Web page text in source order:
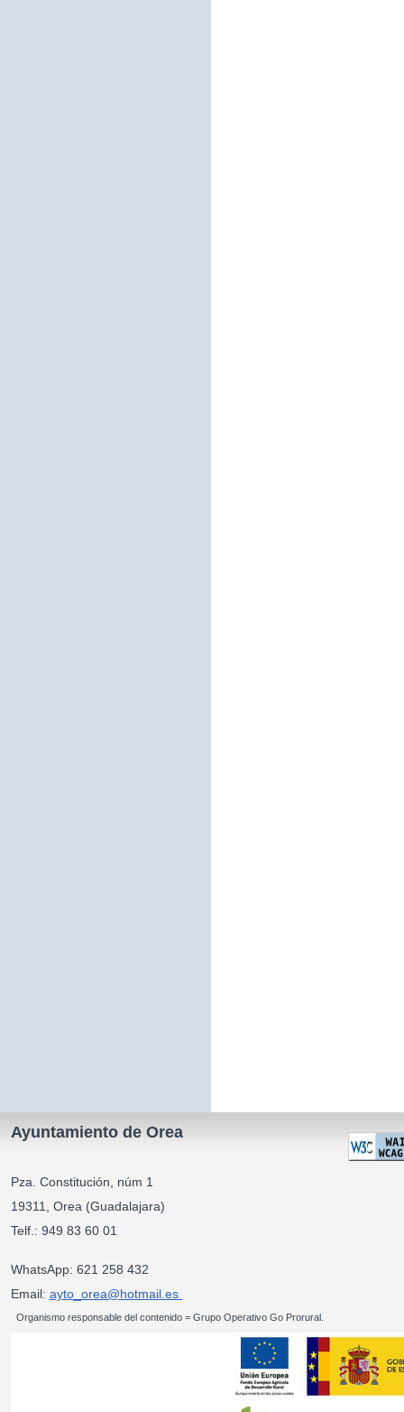
Ayuntamiento de Orea
Pza. Constitución, núm 1
19311, Orea (Guadalajara)
Telf.: 949 83 60 01
WhatsApp: 621 258 432
Email: ayto_orea@hotmail.es
Organismo responsable del contenido = Grupo Operativo Go Prorural.